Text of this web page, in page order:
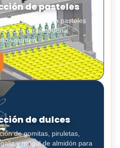
de pasteles
de producción de pasteles
de panadería
volumen.
de dulces
de gomitas, piruletas,
y mogul de almidón para